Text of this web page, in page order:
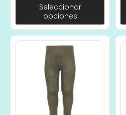
Seleccionar
opciones